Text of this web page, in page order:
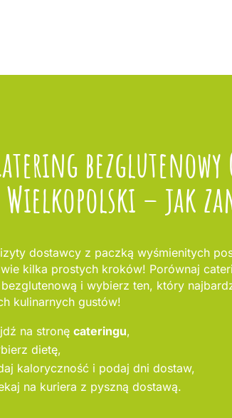
bezglutenowy
Wielkopolski – jak
dostawcy z paczką wyśmienitych
kilka prostych kroków! Porównaj
i wybierz ten, który
kulinarnych gustów!
na stronę cateringu,
dietę,
kaloryczność i podaj dni dostaw,
na kuriera z pyszną dostawą.